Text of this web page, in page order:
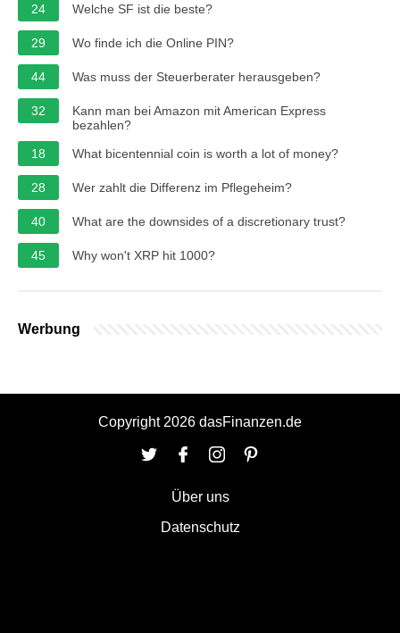
24 Welche SF ist die beste?
29 Wo finde ich die Online PIN?
44 Was muss der Steuerberater herausgeben?
32
Kann man bei Amazon mit American Express
bezahlen?
18
What bicentennial coin is worth a lot of money?
28 Wer zahlt die Differenz im Pflegeheim?
40 What are the downsides of a discretionary trust?
45 Why won't XRP hit 1000?
Werbung
Copyright 2026 dasFinanzen.de
Über uns
Datenschutz